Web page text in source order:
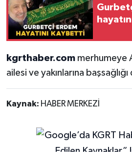
kgrthaber.commerhumeye
ailesi ve yakınlarına
Kaynak: HABER MERKEZİ